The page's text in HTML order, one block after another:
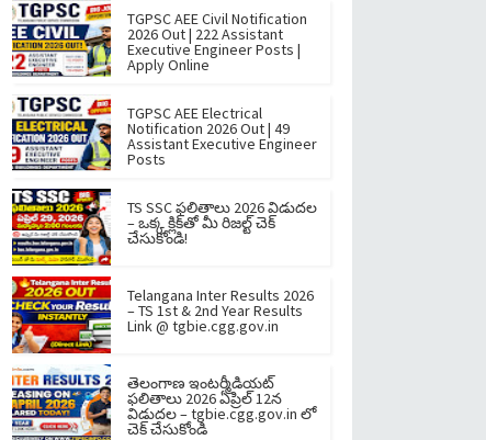
TGPSC AEE Civil Notification
2026 Out | 222 Assistant
Executive Engineer Posts |
Apply Online
TGPSC AEE Electrical
Notification 2026 Out | 49
Assistant Executive Engineer
Posts
TS SSC ఫలితాలు 2026 విడుదల
– ఒక్క క్లిక్‌తో మీ రిజల్ట్ చెక్
చేసుకోండి!
Telangana Inter Results 2026
– TS 1st & 2nd Year Results
Link @ tgbie.cgg.gov.in
తెలంగాణ ఇంటర్మీడియట్
ఫలితాలు 2026 ఏప్రిల్ 12న
విడుదల – tgbie.cgg.gov.in లో
చెక్ చేసుకోండి